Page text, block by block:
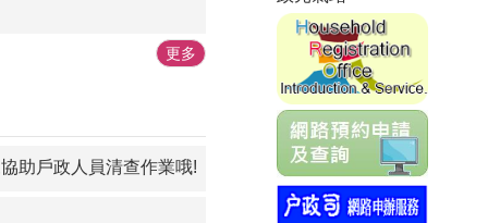
更多
助戶政人員清查作業哦!